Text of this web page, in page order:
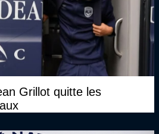
Grillot quitte les